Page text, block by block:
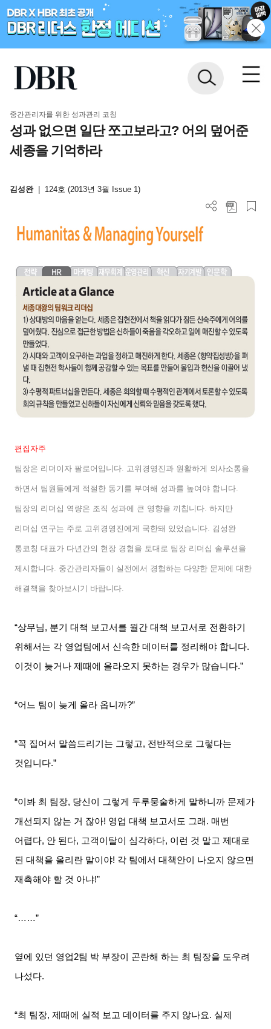
중간관리자를 위한 성과관리 코칭
성과 없으면 일단 쪼고보라고? 어의 덮어준
세종을 기억하라
김성완 124호 (2013년 3월 Issue 1)
편집자주
팀장은 리더이자 팔로어입니다. 고위경영진과 원활하게 의사소통을
하면서 팀원들에게 적절한 동기를 부여해 성과를 높여야 합니다.
팀장의 리더십 역량은 조직 성과에 큰 영향을 끼칩니다.하지만
리더십 연구는 주로 고위경영진에게 국한돼 있었습니다. 김성완
통코칭 대표가 다년간의 현장 경험을 토대로 팀장 리더십 솔루션을
제시합니다. 중간관리자들이 실전에서 경험하는 다양한 문제에 대한
해결책을 찾아보시기 바랍니다.
“상무님, 분기 대책 보고서를 월간 대책 보고서로 전환하기
위해서는 각 영업팀에서 신속한 데이터를 정리해야 합니다.
이것이 늦거나 제때에 올라오지 못하는 경우가 많습니다.”
“어느 팀이 늦게 올라 옵니까?”
“꼭 집어서 말씀드리기는 그렇고, 전반적으로 그렇다는
것입니다.”
“이봐 최 팀장, 당신이 그렇게 두루뭉술하게 말하니까 문제가
개선되지 않는 거 잖아! 영업 대책 보고서도 그래 .매번
어렵다, 안 된다, 고객이탈이 심각하다, 이런 것 말고 제대로
된 대책을 올리란 말이야! 각 팀에서 대책안이 나오지 않으면
재촉해야 할 것 아냐!”
“……”
옆에 있던 영업2팀 박 부장이 곤란해 하는 최 팀장을 도우려
나섰다.
“최 팀장,제때에 실적 보고 데이터를 주지 않나요. 실제